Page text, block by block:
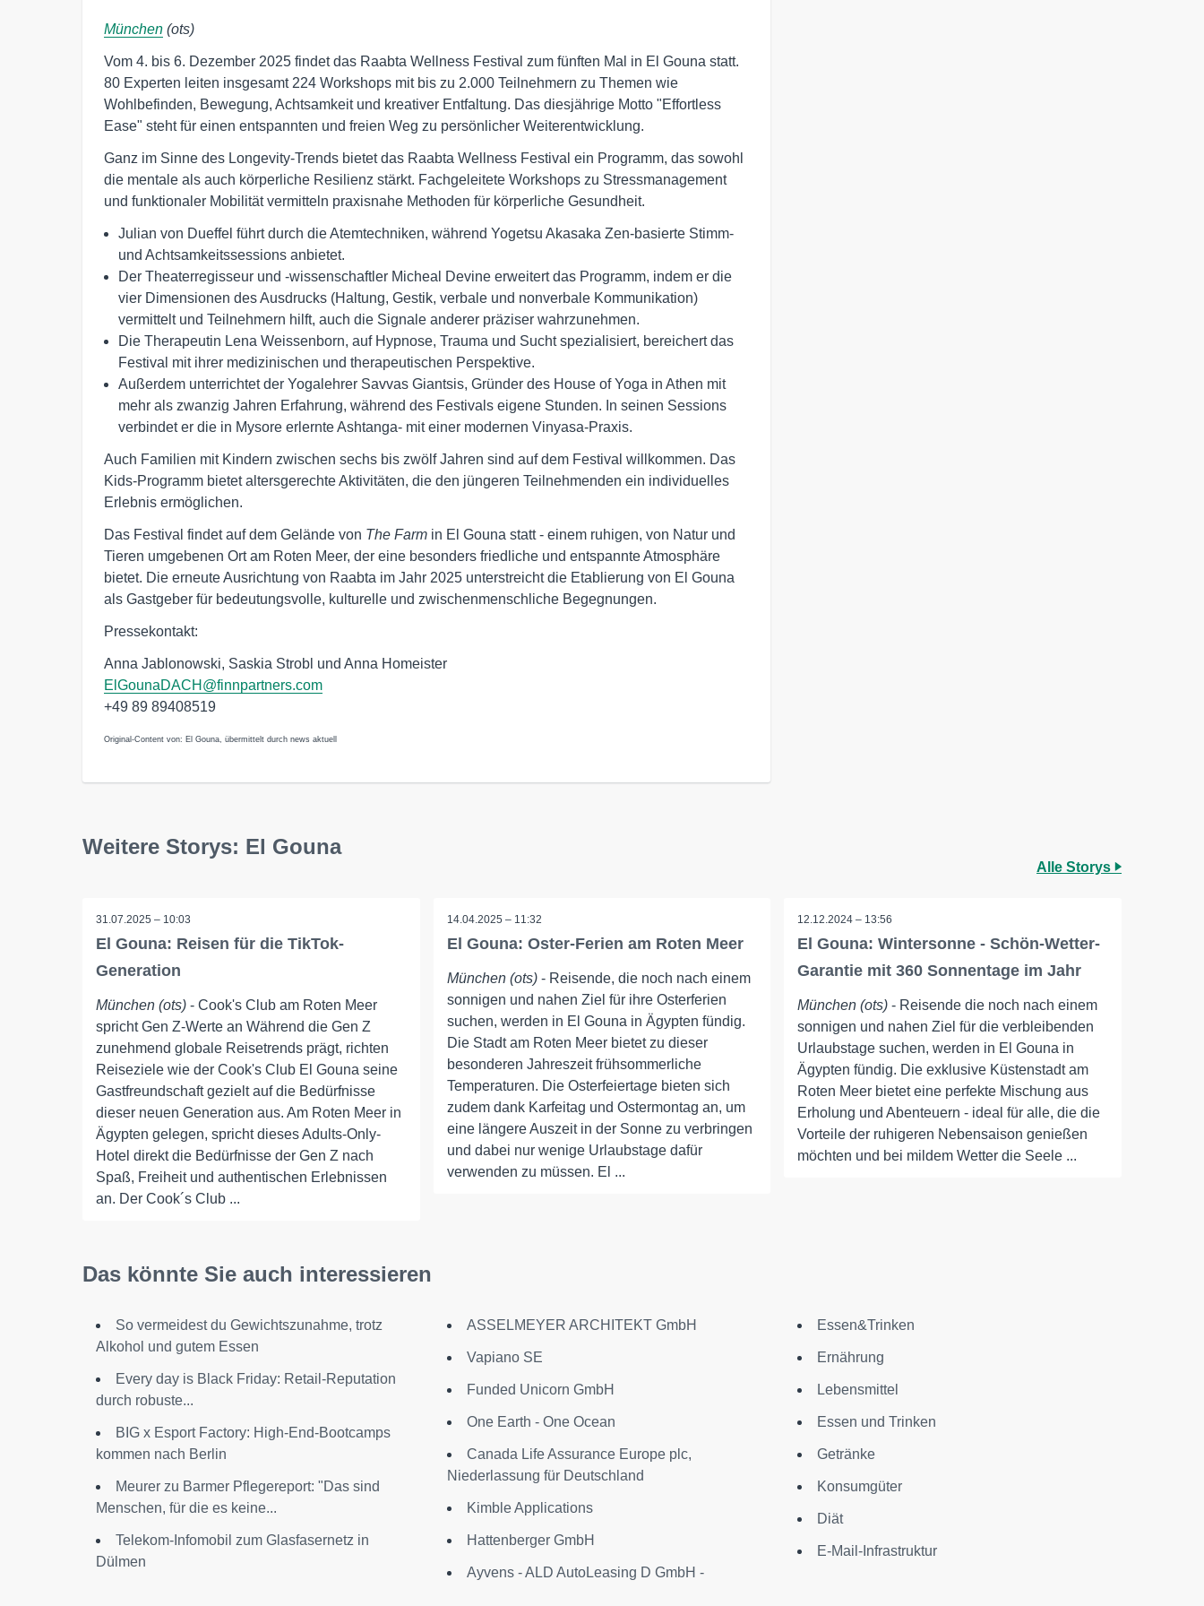
München (ots)
Vom 4. bis 6. Dezember 2025 findet das Raabta Wellness Festival zum fünften Mal in El Gouna statt.
80 Experten leiten insgesamt 224 Workshops mit bis zu 2.000 Teilnehmern zu Themen wie
Wohlbefinden, Bewegung, Achtsamkeit und kreativer Entfaltung. Das diesjährige Motto "Effortless
Ease" steht für einen entspannten und freien Weg zu persönlicher Weiterentwicklung.
Ganz im Sinne des Longevity-Trends bietet das Raabta Wellness Festival ein Programm, das sowohl
die mentale als auch körperliche Resilienz stärkt. Fachgeleitete Workshops zu Stressmanagement
und funktionaler Mobilität vermitteln praxisnahe Methoden für körperliche Gesundheit.
Julian von Dueffel führt durch die Atemtechniken, während Yogetsu Akasaka Zen-basierte Stimm-
und Achtsamkeitssessions anbietet.
Der Theaterregisseur und -wissenschaftler Micheal Devine erweitert das Programm, indem er die
vier Dimensionen des Ausdrucks (Haltung, Gestik, verbale und nonverbale Kommunikation)
vermittelt und Teilnehmern hilft, auch die Signale anderer präziser wahrzunehmen.
Die Therapeutin Lena Weissenborn, auf Hypnose, Trauma und Sucht spezialisiert, bereichert das
Festival mit ihrer medizinischen und therapeutischen Perspektive.
Außerdem unterrichtet der Yogalehrer Savvas Giantsis, Gründer des House of Yoga in Athen mit
mehr als zwanzig Jahren Erfahrung, während des Festivals eigene Stunden. In seinen Sessions
verbindet er die in Mysore erlernte Ashtanga- mit einer modernen Vinyasa-Praxis.
Auch Familien mit Kindern zwischen sechs bis zwölf Jahren sind auf dem Festival willkommen. Das
Kids-Programm bietet altersgerechte Aktivitäten, die den jüngeren Teilnehmenden ein individuelles
Erlebnis ermöglichen.
Das Festival findet auf dem Gelände von The Farm in El Gouna statt - einem ruhigen, von Natur und
Tieren umgebenen Ort am Roten Meer, der eine besonders friedliche und entspannte Atmosphäre
bietet. Die erneute Ausrichtung von Raabta im Jahr 2025 unterstreicht die Etablierung von El Gouna
als Gastgeber für bedeutungsvolle, kulturelle und zwischenmenschliche Begegnungen.
Pressekontakt:
Anna Jablonowski, Saskia Strobl und Anna Homeister
ElGounaDACH@finnpartners.com
+49 89 89408519
Original-Content von: El Gouna, übermittelt durch news aktuell
Weitere Storys: El Gouna
Alle Storys
31.07.2025 – 10:03
El Gouna: Reisen für die TikTok-
Generation
München (ots) - Cook's Club am Roten Meer
spricht Gen Z-Werte an Während die Gen Z
zunehmend globale Reisetrends prägt, richten
Reiseziele wie der Cook's Club El Gouna seine
Gastfreundschaft gezielt auf die Bedürfnisse
dieser neuen Generation aus. Am Roten Meer in
Ägypten gelegen, spricht dieses Adults-Only-
Hotel direkt die Bedürfnisse der Gen Z nach
Spaß, Freiheit und authentischen Erlebnissen
an. Der Cook´s Club ...
14.04.2025 – 11:32
El Gouna: Oster-Ferien am Roten Meer
München (ots)- Reisende, die noch nach einem
sonnigen und nahen Ziel für ihre Osterferien
suchen, werden in El Gouna in Ägypten fündig.
Die Stadt am Roten Meer bietet zu dieser
besonderen Jahreszeit frühsommerliche
Temperaturen. Die Osterfeiertage bieten sich
zudem dank Karfeitag und Ostermontag an, um
eine längere Auszeit in der Sonne zu verbringen
und dabei nur wenige Urlaubstage dafür
verwenden zu müssen. El ...
12.12.2024 – 13:56
El Gouna: Wintersonne - Schön-Wetter-
Garantie mit 360 Sonnentage im Jahr
München (ots) - Reisende die noch nach einem
sonnigen und nahen Ziel für die verbleibenden
Urlaubstage suchen, werden in El Gouna in
Ägypten fündig. Die exklusive Küstenstadt am
Roten Meer bietet eine perfekte Mischung aus
Erholung und Abenteuern - ideal für alle, die die
Vorteile der ruhigeren Nebensaison genießen
möchten und bei mildem Wetter die Seele ...
Das könnte Sie auch interessieren
So vermeidest du Gewichtszunahme, trotz
Alkohol und gutem Essen
Every day is Black Friday: Retail-Reputation
durch robuste...
BIG x Esport Factory: High-End-Bootcamps
kommen nach Berlin
Meurer zu Barmer Pflegereport: "Das sind
Menschen, für die es keine...
Telekom-Infomobil zum Glasfasernetz in
Dülmen
ASSELMEYER ARCHITEKT GmbH
Vapiano SE
Funded Unicorn GmbH
One Earth - One Ocean
Canada Life Assurance Europe plc,
Niederlassung für Deutschland
Kimble Applications
Hattenberger GmbH
Ayvens - ALD AutoLeasing D GmbH -
Essen&Trinken
Ernährung
Lebensmittel
Essen und Trinken
Getränke
Konsumgüter
Diät
E-Mail-Infrastruktur